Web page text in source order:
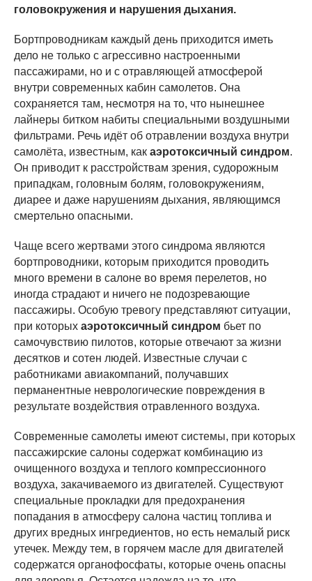
головокружения и нарушения дыхания.
Бортпроводникам каждый день приходится иметь
дело не только с агрессивно настроенными
пассажирами, но и с отравляющей атмосферой
внутри современных кабин самолетов. Она
сохраняется там, несмотря на то, что нынешнее
лайнеры битком набиты специальными воздушными
фильтрами. Речь идёт об отравлении воздуха внутри
самолёта, известным, как аэротоксичный синдром.
Он приводит к расстройствам зрения, судорожным
припадкам, головным болям, головокружениям,
диарее и даже нарушениям дыхания, являющимся
смертельно опасными.
Чаще всего жертвами этого синдрома являются
бортпроводники, которым приходится проводить
много времени в салоне во время перелетов, но
иногда страдают и ничего не подозревающие
пассажиры. Особую тревогу представляют ситуации,
при которых аэротоксичный синдром бьет по
самочувствию пилотов, которые отвечают за жизни
десятков и сотен людей. Известные случаи с
работниками авиакомпаний, получавших
перманентные неврологические повреждения в
результате воздействия отравленного воздуха.
Современные самолеты имеют системы, при которых
пассажирские салоны содержат комбинацию из
очищенного воздуха и теплого компрессионного
воздуха, закачиваемого из двигателей. Существуют
специальные прокладки для предохранения
попадания в атмосферу салона частиц топлива и
других вредных ингредиентов, но есть немалый риск
утечек. Между тем, в горячем масле для двигателей
содержатся органофосфаты, которые очень опасны